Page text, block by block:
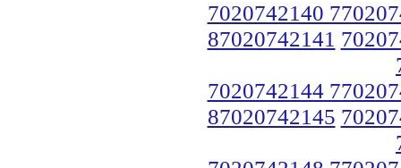
7020742140
87020742141
7020742144
87020742145